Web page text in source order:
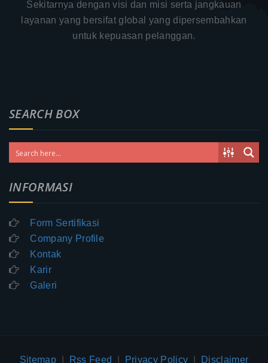
Sekitarnya dengan visi dan misi serta jangkauan
layanan yang bersifat global yang dipersembahkan
untuk kepuasan pelanggan.
SEARCH BOX
INFORMASI
Form Sertifikasi
Company Profile
Kontak
Karir
Galeri
Sitemap Rss Feed Privacy Policy Disclaimer